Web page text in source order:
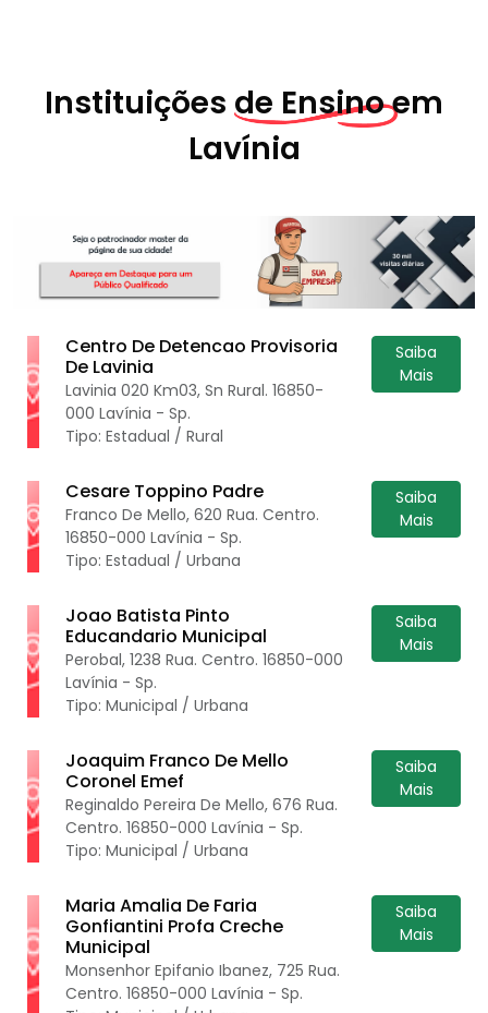
Instituições de Ensino em
Lavínia
Centro De Detencao Provisoria
De Lavinia
Lavinia 020 Km03, Sn Rural. 16850-
000 Lavínia - Sp.
Tipo: Estadual / Rural
Saiba
Mais
Cesare Toppino Padre
Franco De Mello, 620 Rua. Centro.
16850-000 Lavínia - Sp.
Tipo: Estadual / Urbana
Saiba
Mais
Joao Batista Pinto
Educandario Municipal
Perobal, 1238 Rua. Centro. 16850-000
Lavínia - Sp.
Tipo: Municipal / Urbana
Saiba
Mais
Joaquim Franco De Mello
Coronel Emef
Reginaldo Pereira De Mello, 676 Rua.
Centro. 16850-000 Lavínia - Sp.
Tipo: Municipal / Urbana
Saiba
Mais
Maria Amalia De Faria
Gonfiantini Profa Creche
Municipal
Monsenhor Epifanio Ibanez, 725 Rua.
Centro. 16850-000 Lavínia - Sp.
Saiba
Mais